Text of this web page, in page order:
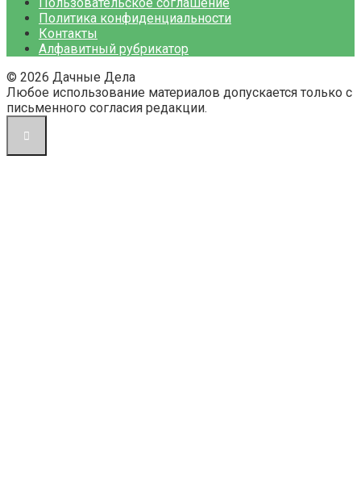
Политика конфиденциальности
Контакты
Алфавитный рубрикатор
© 2026 Дачные Дела
Любое использование материалов допускается только с
письменного согласия редакции.